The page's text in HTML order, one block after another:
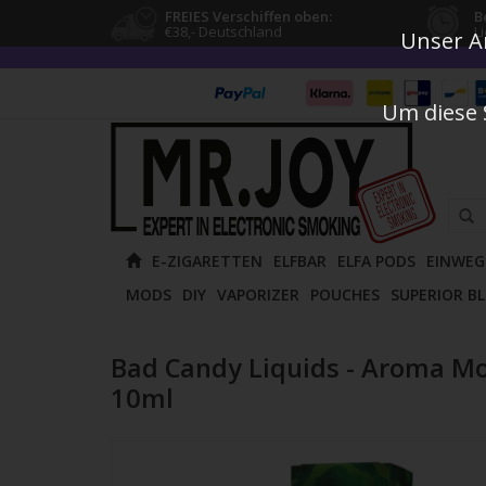
FREIES Verschiffen oben:
€38,- Deutschland
die
Pfeile
und
E-ZIGARETTEN ELFBAR ELFA PODS
MODS DIY VAPORIZER POUCHES SUPERIOR
Bad Candy Liquids - Aroma
10ml
Unser
Um diese